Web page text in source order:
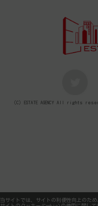
当サイトでは、サイトの利便性向上のた
（C）ESTATE AGENCY All rights